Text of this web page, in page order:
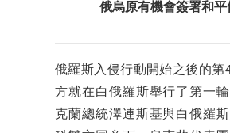
俄烏原有機會簽署和平
俄羅斯入侵行動開始之後的第
方就在白俄羅斯舉行了第一
克蘭總統澤連斯基與白俄羅